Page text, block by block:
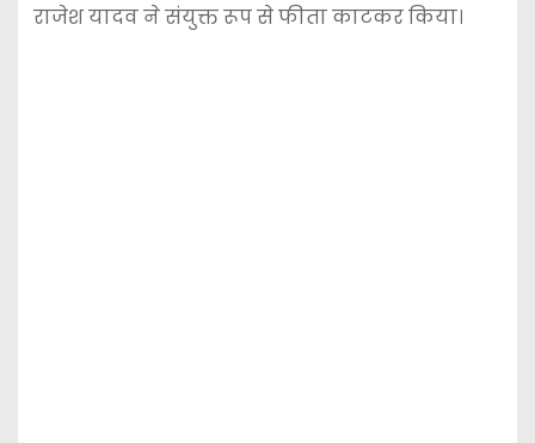
राजेश यादव ने संयुक्त रूप से फीता काटकर किया।